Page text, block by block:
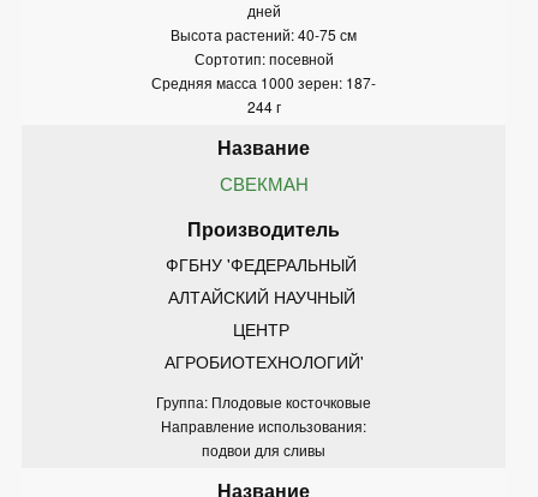
дней
Высота растений: 40-75 см
Сортотип: посевной
Средняя масса 1000 зерен: 187-
244 г
СВЕКМАН
ФГБНУ 'ФЕДЕРАЛЬНЫЙ
АЛТАЙСКИЙ НАУЧНЫЙ
ЦЕНТР
АГРОБИОТЕХНОЛОГИЙ'
Группа: Плодовые косточковые
Направление использования:
подвои для сливы